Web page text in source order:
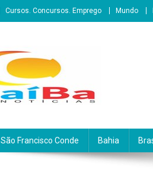
Cursos. Concursos. Emprego Mundo
São Francisco Conde Bahia